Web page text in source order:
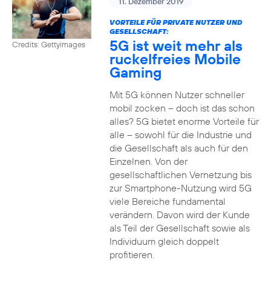
Credits: Gettyimages
VORTEILE FÜR PRIVATE NUTZER UND
GESELLSCHAFT:
5G ist weit mehr als
ruckelfreies Mobile
Gaming
Mit 5G können Nutzer schneller
mobil zocken – doch ist das schon
alles? 5G bietet enorme Vorteile für
alle – sowohl für die Industrie und
die Gesellschaft als auch für den
Einzelnen. Von der
gesellschaftlichen Vernetzung bis
zur Smartphone-Nutzung wird 5G
viele Bereiche fundamental
verändern. Davon wird der Kunde
als Teil der Gesellschaft sowie als
Individuum gleich doppelt
profitieren.